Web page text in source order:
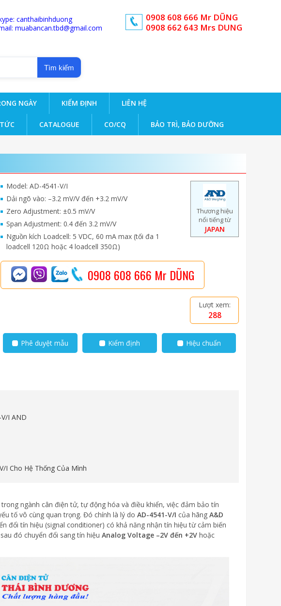
canthaibinhduong
muabancan.tbd@gmail.com
0908 608 666 Mr DŨNG
0908 662 643 Mrs DUNG
Tìm kiếm
NGÀY KIỂM ĐỊNH LIÊN HỆ
CATALOGUE CO/CQ BẢO TRÌ, BẢO DƯỠNG
Model: AD-4541-V/I
Dải ngõ vào: –3.2 mV/V đến +3.2 mV/V
Zero Adjustment: ±0.5 mV/V
Span Adjustment: 0.4 đến 3.2 mV/V
Nguồn kích Loadcell: 5 VDC, 60 mA max (tối đa 1
loadcell 120Ω hoặc 4 loadcell 350Ω)
Thương hiệu
nổi tiếng từ
JAPAN
0908 608 666 Mr DŨNG
Lượt xem:
288
Phê duyệt mẫu Kiểm định Hiệu chuẩn
I AND
I Cho Hệ Thống Của Mình
ngành cân điện tử, tự động hóa và điều khiển, việc đảm bảo tín
tố vô cùng quan trọng. Đó chính là lý do AD-4541-V/I của hãng A&D
đổi tín hiệu (signal conditioner) có khả năng nhận tín hiệu từ cảm biến
đó chuyển đổi sang tín hiệu Analog Voltage –2V đến +2V hoặc